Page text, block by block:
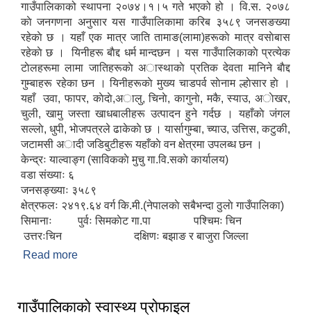
गाउँपालिकाको स्थापना २०७४।१।५ गते भएको हो । वि.स. २०७८
काे जनगणना अनुसार यस गाउँपालिकामा करिब ३५८९ जनसङख्या
रहेकाे छ । यहाँ एक मात्र जाति तामाङ(लामा)हरूकाे मात्र वसाेबास
रहेकाे छ । यिनीहरू बाैद्द धर्म मान्दछन । यस गाउँपालिकाकाे प्रत्येक
टाेलहरूमा लामा जातिहरूकाे अास्थाकाे प्रतिक देवता मानिने बाैद्द
गुम्बाहरू रहेका छन । यिनीहरूकाे मुख्य चाडपर्व साेनाम ल्हाेसार हाे ।
यहाँ उवा, फापर, काेदाे,अालु, चिनाे, कागुनाे, मकै, स्याउ, अाेखर,
चुली, खामु जस्ता खाधबालीहरू उत्पादन हुने गर्दछ । यहाँकाे जंगल
सल्लाे, धुपी, भाेजपत्रले ढाकेकाे छ । यार्सागुम्बा, च्याउ, उत्तिस, कटुकी,
जटामसी अादी जडिबुटीहरू यहाँकाे वन क्षेत्रमा उपलब्ध छन ।
केन्द्रः याल्वाङ्ग (साविककाे मुचु गा.वि.सकाे कार्यालय)
वडा संख्याः ६
जनसङ्ख्याः ३५८९
क्षेत्रफलः २४१९.६४ वर्ग कि.मी.(नेपालकाे सबैभन्दा ठुलाे गाउँपालिका)
सिमानाः पुर्वः सिमकाेट गा.पा पश्चिमः चिन
उत्तरःचिन दक्षिणः बझाङ र बाजुरा जिल्ला
Read more
गाउँपालिकाकाे स्वास्थ्य प्राेफाइल